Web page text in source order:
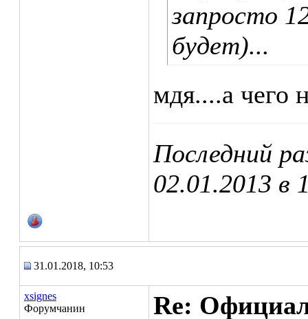
запросто
будет)...
мдя....а чего
Последний
02.01.2013 в
31.01.2018, 10:53
xsignes
Форумчанин
Re: